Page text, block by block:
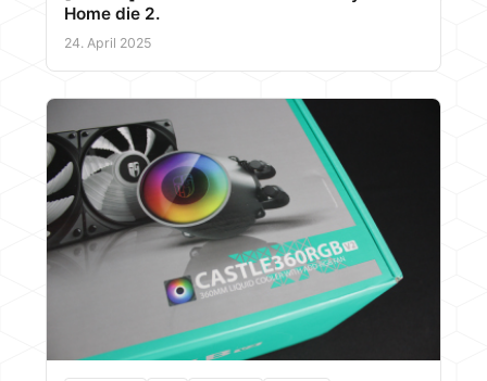
Home die 2.
24. April 2025